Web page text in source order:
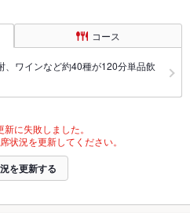
コース
、ワインなど約40種が120分単品飲
に失敗しました。
状況を更新してください。
を更新する